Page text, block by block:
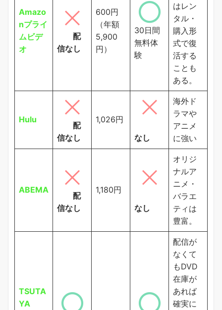
Amazo
nプライ
ムビデ
オ
配
信なし
600円
（年額
5,900
円）
30日間
無料体
験
はレン
タル・
購入形
式で復
活する
ことも
ある。
Hulu
配
信なし
1,026円
なし
海外ド
ラマや
アニメ
に強い
ABEMA
配
信なし
1,180円
なし
オリジ
ナルア
ニメ・
バラエ
ティは
豊富。
TSUTA
YA
配信が
なくて
もDVD
在庫が
あれば
確実に